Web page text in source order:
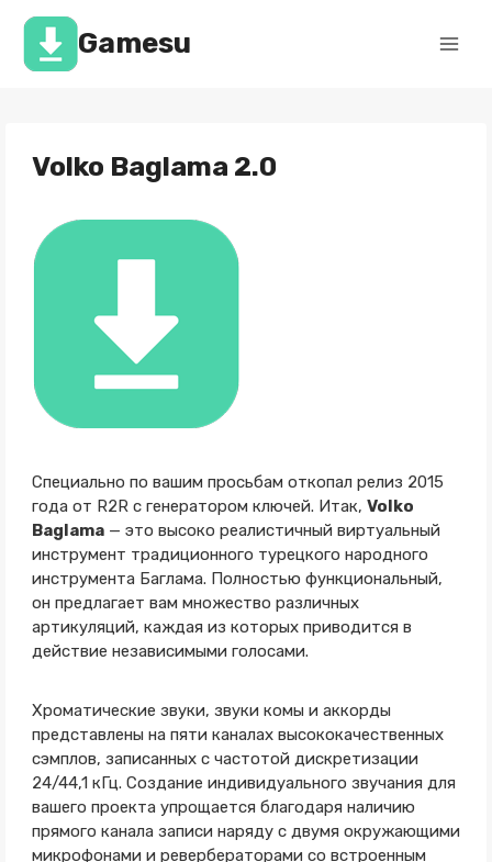
Перейти
содержимомуGamesu
Volko Baglama 2.0
Специально по вашим просьбам откопал релиз 2015
года от R2R с генератором ключей. Итак, Volko
Baglama— это высоко реалистичный виртуальный
инструмент традиционного турецкого народного
инструмента Баглама. Полностью функциональный,
он предлагает вам множество различных
артикуляций, каждая из которых приводится в
действие независимыми голосами.
Хроматические звуки, звуки комы и аккорды
представлены на пяти каналах высококачественных
сэмплов, записанных с частотой дискретизации
24/44,1 кГц. Создание индивидуального звучания для
вашего проекта упрощается благодаря наличию
прямого канала записи наряду с двумя окружающими
микрофонами и ревербераторами со встроенным